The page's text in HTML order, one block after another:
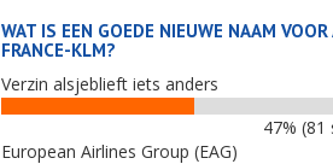
WAT IS EEN GOEDE NIEUWE NAAM VOOR
FRANCE-KLM?
Verzin alsjeblieft iets anders
47%
European Airlines Group (EAG)